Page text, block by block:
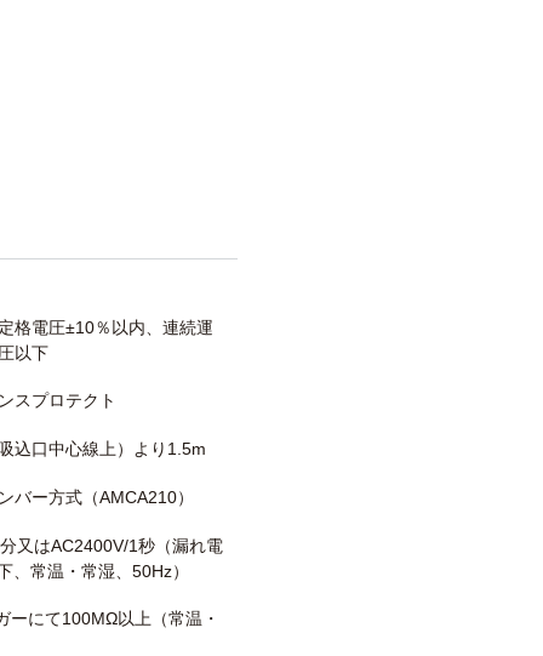
格電圧±10％以内、連続運
以下
スプロテクト
込口中心線上）より1.5m
バー方式（AMCA210）
又はAC2400V/1秒（漏れ電
、常温・常湿、50Hz）
ーにて100MΩ以上（常温・